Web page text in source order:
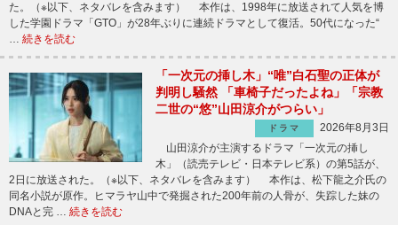
た。（※以下、ネタバレを含みます） 本作は、1998年に放送されて人気を博
した学園ドラマ「GTO」が28年ぶりに連続ドラマとして復活。50代になった“
… 続きを読む
「一次元の挿し木」“唯”白石聖の正体が
判明し騒然 「車椅子だったよね」「宗教
二世の“悠”山田涼介がつらい」
ドラマ
2026年8月3日
山田涼介が主演するドラマ「一次元の挿し
木」（読売テレビ・日本テレビ系）の第5話が、
2日に放送された。（※以下、ネタバレを含みます） 本作は、松下龍之介氏の
同名小説が原作。ヒマラヤ山中で発掘された200年前の人骨が、失踪した妹の
DNAと完 … 続きを読む